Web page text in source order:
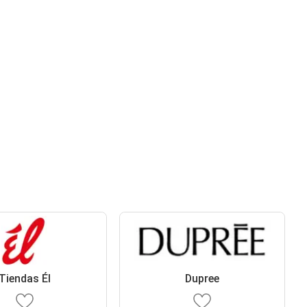
Él Dupree